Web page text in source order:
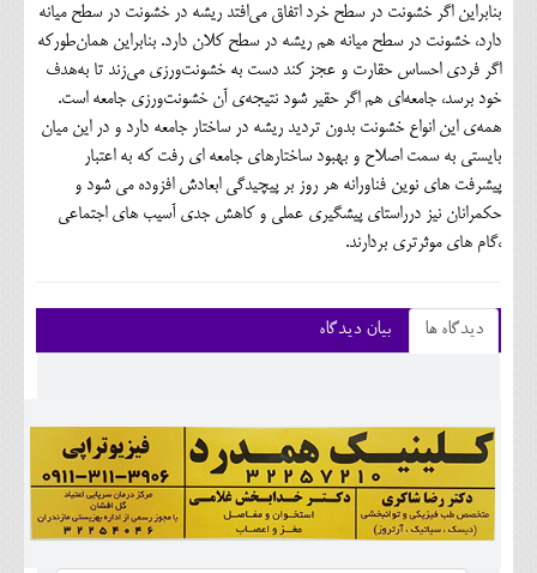
بنابراین اگر خشونت در سطح خرد اتفاق می‌افتد ریشه در خشونت در سطح میانه
دارد، خشونت در سطح میانه هم ریشه در سطح کلان دارد. بنابراین همان‌طورکه
اگر فردی احساس حقارت و عجز کند دست به خشونت‌ورزی می‌زند تا به‌هدف
خود برسد، جامعه‌ای هم اگر حقیر شود نتیجه‌ی آن خشونت‌ورزی جامعه است.
همه‌ی این انواع خشونت بدون تردید ریشه در ساختار جامعه دارد و در این میان
بایستی به سمت اصلاح و بهبود ساختارهای جامعه ای رفت که به اعتبار
پیشرفت های نوین فناورانه هر روز بر پیچیدگی ابعادش افزوده می شود و
حکمرانان نیز درراستای پیشگیری عملی و کاهش جدی آسیب های اجتماعی
،گام های موثرتری بردارند.
دیدگاه ها بیان دیدگاه